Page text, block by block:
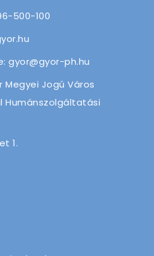
500-100
gyor@gyor-ph.hu
Megyei Jogú Város
Humánszolgáltatási
1.